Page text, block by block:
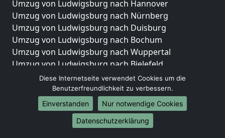
Umzug von Ludwigsburg nach Hannover
Umzug von Ludwigsburg nach Nürnberg
Umzug von Ludwigsburg nach Duisburg
Umzug von Ludwigsburg nach Bochum
Umzug von Ludwigsburg nach Wuppertal
Umzug von Ludwigsburg nach Bielefeld
Umzug von Ludwigsburg nach Bonn
Umzug von Ludwigsburg nach Münster
Internationale-Umzüge
Umzug von Ludwigsburg nach Brasilien
Diese Internetseite verwendet Cookies um die
Benutzerfreundlichkeit zu verbessern.
Einverstanden
Nur notwendige Cookies
Datenschutzerklärung